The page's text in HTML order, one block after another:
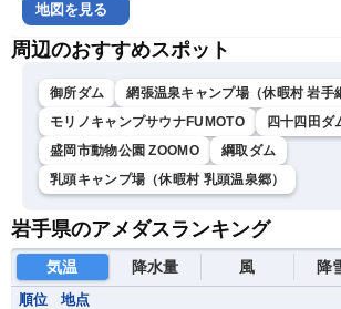
地図を見る
周辺のおすすめスポット
御所ダム
網張温泉キャンプ場（休暇村 岩手
モリノキャンプサウナFUMOTO
四十四田ダ
盛岡市動物公園 ZOOMO
綱取ダム
乳頭キャンプ場（休暇村 乳頭温泉郷）
岩手県のアメダスランキング
気温 降水量 風 降
順位 地点